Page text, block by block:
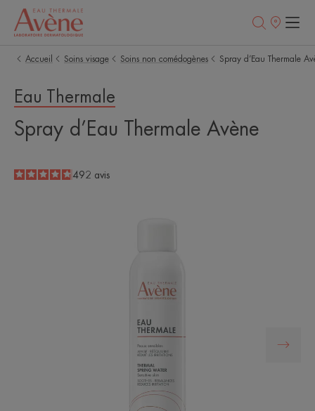
Points
Accueil
Soins visage Soins non comédogènes Spray d’Eau Thermale
Eau Thermale
Spray d’Eau Thermale Avène
4.8
/5
492 avis